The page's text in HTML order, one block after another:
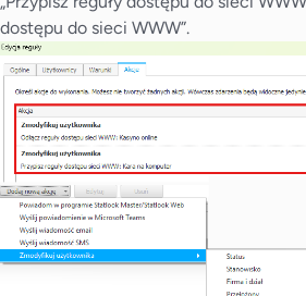
dostępu do sieci WWW”.